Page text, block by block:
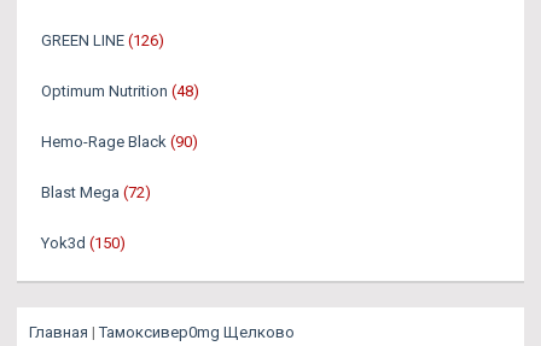
GREEN LINE (126)
Optimum Nutrition (48)
Hemo-Rage Black (90)
Blast Mega (72)
Yok3d (150)
Главная |Тамоксивер0mg Щелково